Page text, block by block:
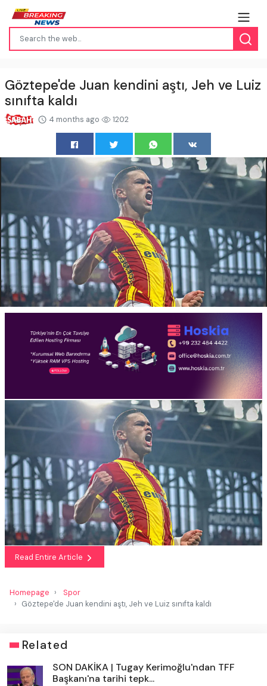
Göztepe'de Juan kendini aştı, Jeh ve Luiz
sınıfta kaldı
4 months ago 1202
Read Entire Article
Homepage
Spor
Göztepe'de Juan kendini aştı, Jeh ve Luiz sınıfta kaldı
Related
SON DAKİKA | Tugay Kerimoğlu'ndan TFF
Başkanı'na tarihi tepk...